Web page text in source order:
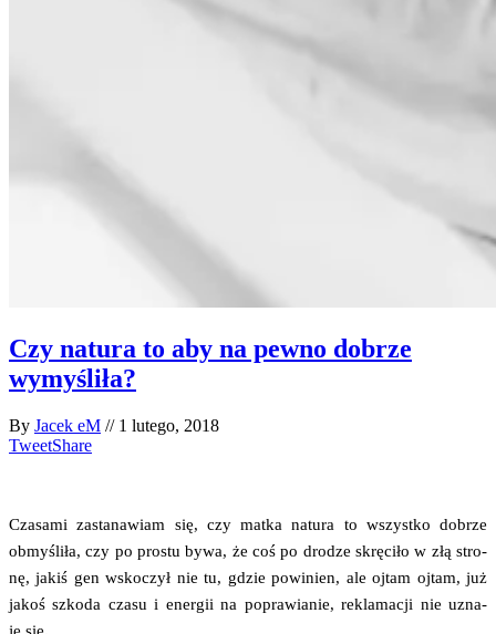
Czy natura to aby na pewno dobrze
wymyśliła?
By Jacek eM // 1 lutego, 2018
TweetShare
Cza­sa­mi zasta­na­wiam się, czy mat­ka natu­ra to wszyst­ko dobrze
obmy­śli­ła, czy po pro­stu bywa, że coś po dro­dze skrę­ci­ło w złą stro­
nę, jakiś gen wsko­czył nie tu, gdzie powi­nien, ale ojtam ojtam, już
jakoś szko­da cza­su i ener­gii na popra­wia­nie, rekla­ma­cji nie uzna­
je się.